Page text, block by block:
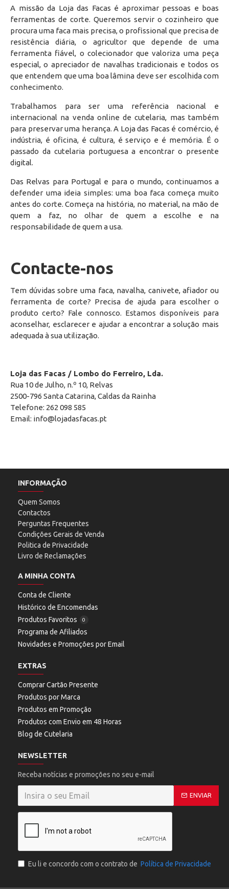
A missão da Loja das Facas é aproximar pessoas e boas
ferramentas de corte. Queremos servir o cozinheiro que
procura uma faca mais precisa, o profissional que precisa de
resistência diária, o agricultor que depende de uma
ferramenta fiável, o colecionador que valoriza uma peça
especial, o apreciador de navalhas tradicionais e todos os
que entendem que uma boa lâmina deve ser escolhida com
conhecimento.
Trabalhamos para ser uma referência nacional e
internacional na venda online de cutelaria, mas também
para preservar uma herança. A Loja das Facas é comércio, é
indústria, é oficina, é cultura, é serviço e é memória. É o
passado da cutelaria portuguesa a encontrar o presente
digital.
Das Relvas para Portugal e para o mundo, continuamos a
defender uma ideia simples: uma boa faca começa muito
antes do corte. Começa na história, no material, na mão de
quem a faz, no olhar de quem a escolhe e na
responsabilidade de quem a usa.
Contacte-nos
Tem dúvidas sobre uma faca, navalha, canivete, afiador ou
ferramenta de corte? Precisa de ajuda para escolher o
produto certo? Fale connosco. Estamos disponíveis para
aconselhar, esclarecer e ajudar a encontrar a solução mais
adequada à sua utilização.
Loja das Facas / Lombo do Ferreiro, Lda.
Rua 10 de Julho, n.º 10, Relvas
2500-796 Santa Catarina, Caldas da Rainha
Telefone: 262 098 585
Email: info@lojadasfacas.pt
INFORMAÇÃO
Quem Somos
Contactos
Perguntas Frequentes
Condições Gerais de Venda
Politica de Privacidade
Livro de Reclamações
A MINHA CONTA
Conta de Cliente
Histórico de Encomendas
Produtos Favoritos
0
Programa de Afiliados
Novidades e Promoções por Email
EXTRAS
Comprar Cartão Presente
Produtos por Marca
Produtos em Promoção
Produtos com Envio em 48 Horas
Blog de Cutelaria
NEWSLETTER
Receba notícias e promoções no seu e-mail
ENVIAR
Eu li e concordo com o contrato de Política de Privacidade